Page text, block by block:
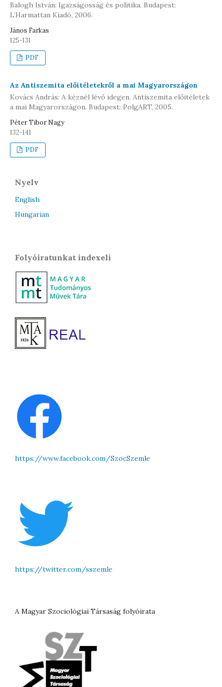
Balogh István: Igazságosság és politika. Budapest:
L’Harmattan Kiadó, 2006.
János Farkas
125-131
PDF
Az Antiszemita előítéletekről a mai Magyarországon
Kovács András: A kéznél lévő idegen. Antiszemita előitéletek
a mai Magyarországon. Budapest: PolgART, 2005.
Péter Tibor Nagy
132-141
PDF
Nyelv
English
Hungarian
Folyóiratunkat indexeli
https://www.facebook.com/SzocSzemle
https://twitter.com/sszemle
A Magyar Szociológiai Társaság folyóirata